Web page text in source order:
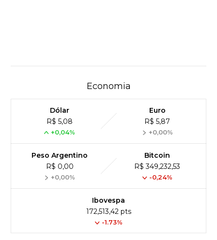
Economia
Dólar
R$ 5,08
+0,04%
Euro
R$ 5,87
+0,00%
Peso Argentino
R$ 0,00
+0,00%
Bitcoin
R$ 349,232,53
-0,24%
Ibovespa
172,513,42 pts
-1.73%